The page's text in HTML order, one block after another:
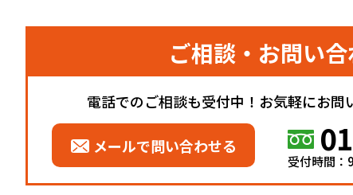
ご相談・お問い
電話でのご相談も受付中！お気軽にお問
メールで問い合わせる
受付時間：